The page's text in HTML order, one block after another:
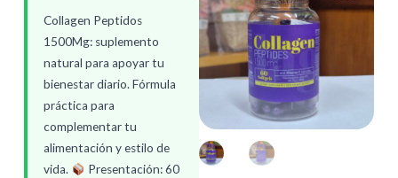
Collagen Peptidos
1500Mg: suplemento
natural para apoyar tu
bienestar diario. Fórmula
práctica para
complementar tu
alimentación y estilo de
vida.
Presentación: 60